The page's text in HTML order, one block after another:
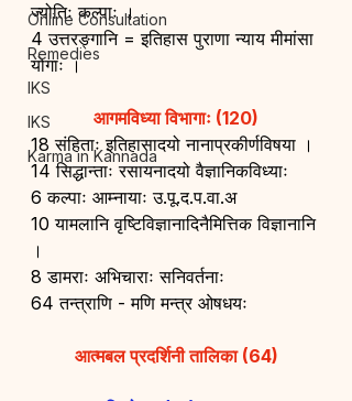
Online Consultation
Remedies
IKS
IKS
Karma in Kannada
ज्योतिः कल्पाः ।
4 उत्तरङ्गानि = इतिहास पुराणा न्याय मीमांसा
योगाः ।
आगमविध्या विभागाः (120)
18 संहिताः इतिहासादयो नानाप्रकीर्णविषया ।
14 सिद्धान्ताः रसायनादयो वैज्ञानिकविध्याः
6 कल्पाः आम्नायाः उ.पू.द.प.वा.अ
10 यामलानि वृष्टिविज्ञानादिनैमित्तिक विज्ञानानि
।
8 डामराः अभिचाराः सनिवर्तनाः
64 तन्त्राणि - मणि मन्त्र ओषधयः
आत्मबल प्रदर्शिनी तालिका (64)